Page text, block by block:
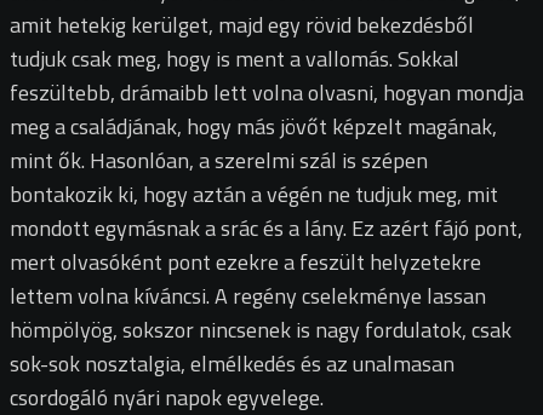
amit hetekig kerülget, majd egy rövid bekezdésből
tudjuk csak meg, hogy is ment a vallomás. Sokkal
feszültebb, drámaibb lett volna olvasni, hogyan mondja
meg a családjának, hogy más jövőt képzelt magának,
mint ők. Hasonlóan, a szerelmi szál is szépen
bontakozik ki, hogy aztán a végén ne tudjuk meg, mit
mondott egymásnak a srác és a lány. Ez azért fájó pont,
mert olvasóként pont ezekre a feszült helyzetekre
lettem volna kíváncsi. A regény cselekménye lassan
hömpölyög, sokszor nincsenek is nagy fordulatok, csak
sok-sok nosztalgia, elmélkedés és az unalmasan
csordogáló nyári napok egyvelege.